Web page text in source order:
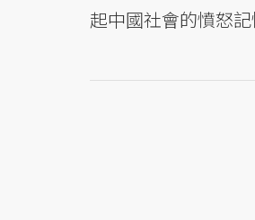
起中國社會的憤怒